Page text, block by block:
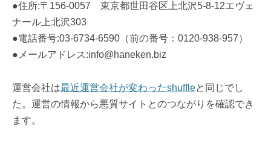
●住所:〒156-0057 東京都世田谷区上北沢5-8-12エヴェ
ナール上北沢303
●電話番号:03-6734-6590（前の番号：0120-938-957）
●メールアドレス:info@haneken.biz
運営会社は最近運営会社が変わったshuffleと同じでし
た。運営の情報から悪質サイトとのつながりを確認でき
ます。